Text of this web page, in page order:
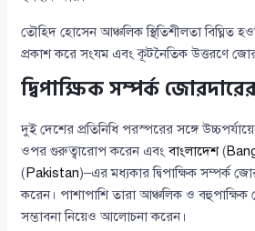
তৌহিদ হোসেন আঞ্চলিক স্থিতিশীলতা বিঘ্নিত
প্রকাশ করে সংযম এবং কূটনৈতিক উত্তরণে
দ্বিপাক্ষিক সম্পর্ক
দুই দেশের প্রতিনিধি পরস্পরের সঙ্গে
ওপর গুরুত্বারোপ করেন এবংবাংলাদেশ(
(Pakistan)–এর মধ্যকার দ্বিপাক্ষিক সম্পর্ক
করেন। পাশাপাশি তারা আঞ্চলিক ও বহুপাক্ষিক
সম্ভাবনা নিয়েও আলোচনা করেন।